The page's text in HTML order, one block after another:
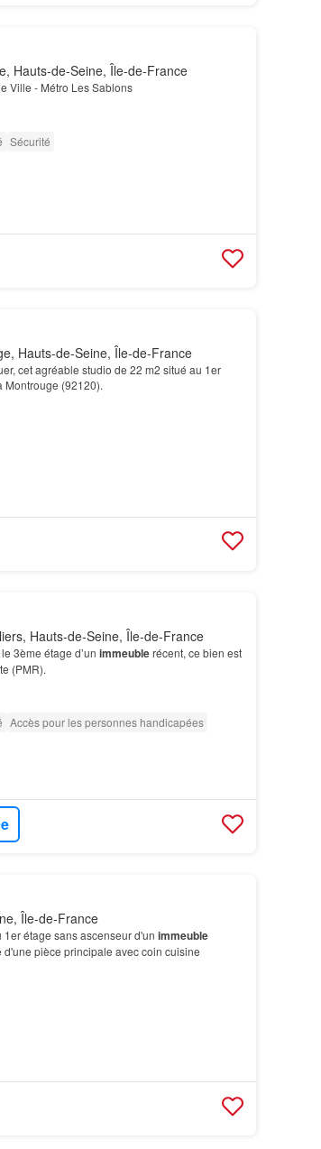
Hauts-de-Seine, Île-de-France
Ville - Métro Les Sablons
Sécurité
Hauts-de-Seine, Île-de-France
cet agréable studio de 22 m2 situé au 1er
(92120).
Hauts-de-Seine, Île-de-France
3ème étage d’un immeublerécent, ce bien est
(PMR).
Accès pour les personnes handicapées
Île-de-France
étage sans ascenseur d'un immeuble
d'une pièce principale avec coin cuisine